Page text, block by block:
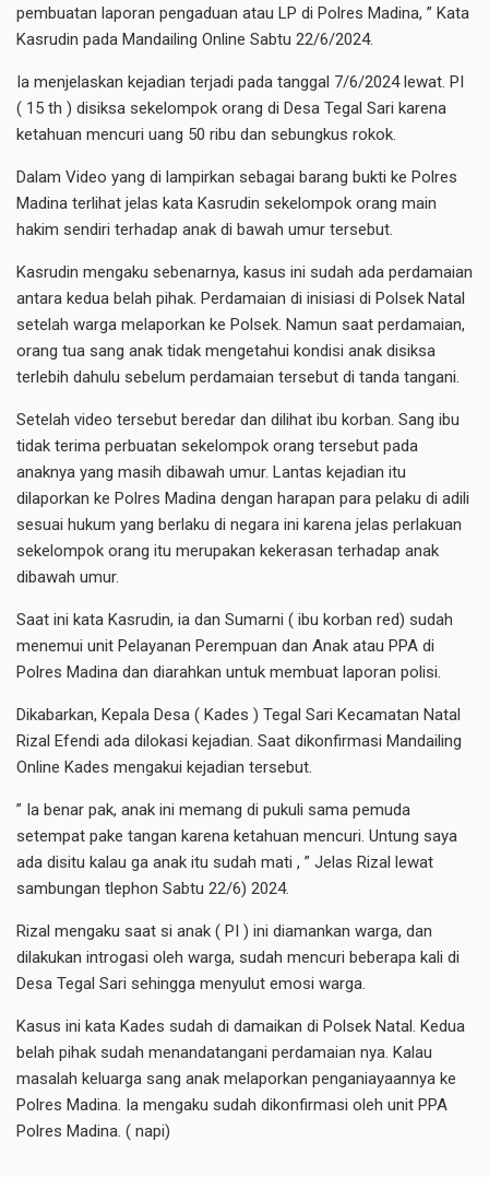
pembuatan laporan pengaduan atau LP di Polres Madina, ” Kata
Kasrudin pada Mandailing Online Sabtu 22/6/2024.
Ia menjelaskan kejadian terjadi pada tanggal 7/6/2024 lewat. PI
( 15 th ) disiksa sekelompok orang di Desa Tegal Sari karena
ketahuan mencuri uang 50 ribu dan sebungkus rokok.
Dalam Video yang di lampirkan sebagai barang bukti ke Polres
Madina terlihat jelas kata Kasrudin sekelompok orang main
hakim sendiri terhadap anak di bawah umur tersebut.
Kasrudin mengaku sebenarnya, kasus ini sudah ada perdamaian
antara kedua belah pihak. Perdamaian di inisiasi di Polsek Natal
setelah warga melaporkan ke Polsek. Namun saat perdamaian,
orang tua sang anak tidak mengetahui kondisi anak disiksa
terlebih dahulu sebelum perdamaian tersebut di tanda tangani.
Setelah video tersebut beredar dan dilihat ibu korban. Sang ibu
tidak terima perbuatan sekelompok orang tersebut pada
anaknya yang masih dibawah umur. Lantas kejadian itu
dilaporkan ke Polres Madina dengan harapan para pelaku di adili
sesuai hukum yang berlaku di negara ini karena jelas perlakuan
sekelompok orang itu merupakan kekerasan terhadap anak
dibawah umur.
Saat ini kata Kasrudin, ia dan Sumarni ( ibu korban red) sudah
menemui unit Pelayanan Perempuan dan Anak atau PPA di
Polres Madina dan diarahkan untuk membuat laporan polisi.
Dikabarkan, Kepala Desa ( Kades ) Tegal Sari Kecamatan Natal
Rizal Efendi ada dilokasi kejadian. Saat dikonfirmasi Mandailing
Online Kades mengakui kejadian tersebut.
” Ia benar pak, anak ini memang di pukuli sama pemuda
setempat pake tangan karena ketahuan mencuri. Untung saya
ada disitu kalau ga anak itu sudah mati , ” Jelas Rizal lewat
sambungan tlephon Sabtu 22/6) 2024.
Rizal mengaku saat si anak ( PI ) ini diamankan warga, dan
dilakukan introgasi oleh warga, sudah mencuri beberapa kali di
Desa Tegal Sari sehingga menyulut emosi warga.
Kasus ini kata Kades sudah di damaikan di Polsek Natal. Kedua
belah pihak sudah menandatangani perdamaian nya. Kalau
masalah keluarga sang anak melaporkan penganiayaannya ke
Polres Madina. Ia mengaku sudah dikonfirmasi oleh unit PPA
Polres Madina. ( napi)